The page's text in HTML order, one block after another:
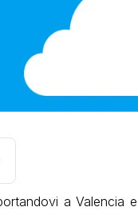
a Valencia e